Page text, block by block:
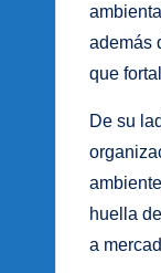
además
que
De su
huella
a